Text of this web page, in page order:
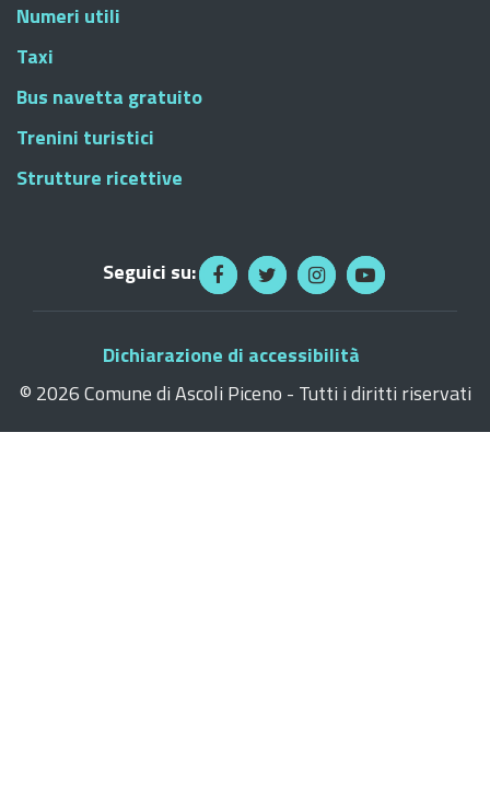
Numeri utili
Taxi
Bus navetta gratuito
Trenini turistici
Strutture ricettive
Seguici su:
Dichiarazione di accessibilità
© 2026 Comune di Ascoli Piceno - Tutti i diritti riservati